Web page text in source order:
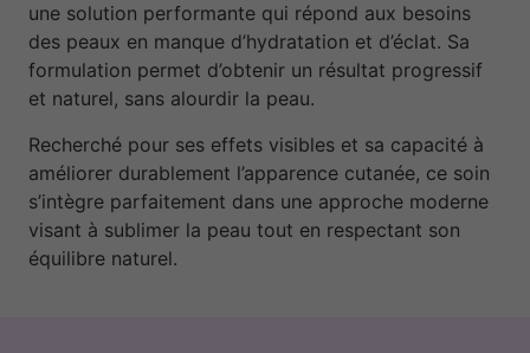
une solution performante qui répond aux besoins
des peaux en manque d’hydratation et d’éclat. Sa
formulation permet d’obtenir un résultat progressif
et naturel, sans alourdir la peau.
Recherché pour ses effets visibles et sa capacité à
améliorer durablement l’apparence cutanée, ce soin
s’intègre parfaitement dans une approche moderne
visant à sublimer la peau tout en respectant son
équilibre naturel.